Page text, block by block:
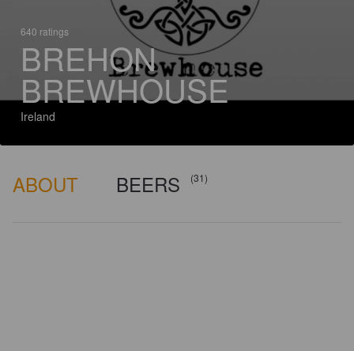
640 ratings
BREHON
BREWHOUSE
Ireland
ABOUT BEERS (31)